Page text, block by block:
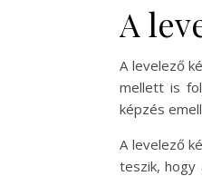
A
A levelező
mellett is
képzés
A levelező
teszik, hogy